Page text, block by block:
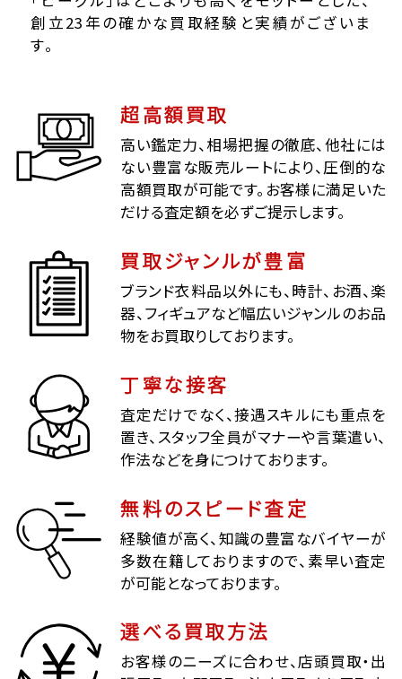
創立23年の確かな買取経験と実績がございま
す。
超高額買取
高い鑑定力、相場把握の徹底、他社には
ない豊富な販売ルートにより、圧倒的な
高額買取が可能です。お客様に満足いた
だける査定額を必ずご提示します。
買取ジャンルが豊富
ブランド衣料品以外にも、時計、お酒、楽
器、フィギュアなど幅広いジャンルのお品
物をお買取りしております。
丁寧な接客
査定だけでなく、接遇スキルにも重点を
置き、スタッフ全員がマナーや言葉遣い、
作法などを身につけております。
無料のスピード査定
経験値が高く、知識の豊富なバイヤーが
多数在籍しておりますので、素早い査定
が可能となっております。
選べる買取方法
お客様のニーズに合わせ、店頭買取・出